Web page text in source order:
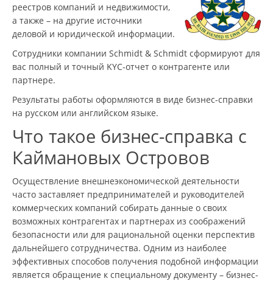
реестров компаний и недвижимости,
а также – на другие источники
деловой и юридической информации.
Сотрудники компании Schmidt & Schmidt сформируют для
вас полный и точный KYC-отчет о контрагенте или
партнере.
Результаты работы оформляются в виде бизнес-справки
на русском или английском языке.
Что такое бизнес-справка с
Каймановых Островов
Осуществление внешнеэкономической деятельности
часто заставляет предпринимателей и руководителей
коммерческих компаний собирать данные о своих
возможных контрагентах и партнерах из соображений
безопасности или для рациональной оценки перспектив
дальнейшего сотрудничества. Одним из наиболее
эффективных способов получения подобной информации
является обращение к специальному документу – бизнес-